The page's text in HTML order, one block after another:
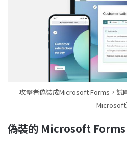
攻擊者偽裝成Microsoft Forms，試
Microsoft
偽裝的 Microsoft Forms